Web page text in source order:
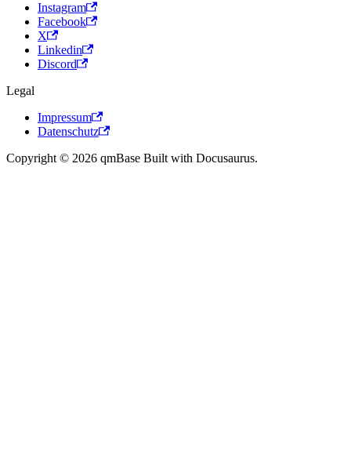
Instagram
Facebook
X
Linkedin
Discord
Legal
Impressum
Datenschutz
Copyright © 2026 qmBase Built with Docusaurus.